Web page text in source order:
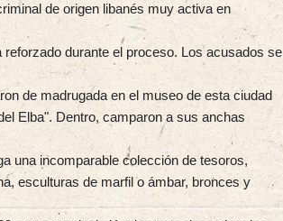
de origen libanés muy activa en
durante el proceso. Los acusados se
de madrugada en el museo de esta ciudad
Elba". Dentro, camparon a sus anchas
una incomparable colección de tesoros,
esculturas de marfil o ámbar, bronces y